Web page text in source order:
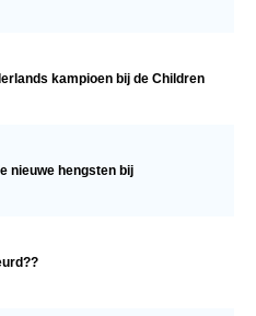
kampioen bij de Children
nieuwe hengsten bij